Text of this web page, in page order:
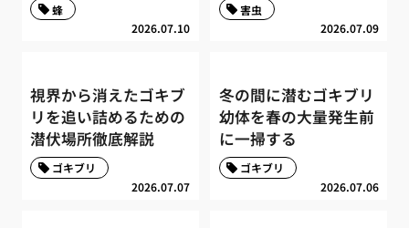
2026.07.10
蜂
2026.07.09
害虫
視界から消えたゴキブ
リを追い詰めるための
潜伏場所徹底解説
2026.07.07
ゴキブリ
冬の間に潜むゴキブリ
幼体を春の大量発生前
に一掃する
2026.07.06
ゴキブリ